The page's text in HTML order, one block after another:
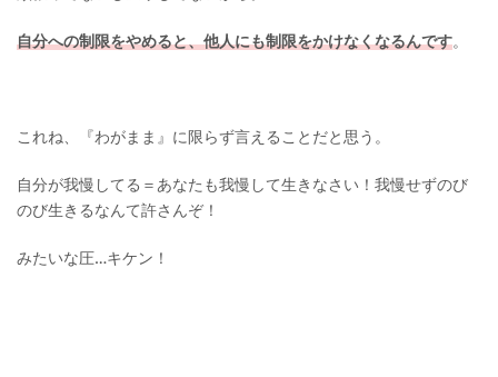
自分への制限をやめると、他人にも制限をかけなくなるんです。
これね、『わがまま』に限らず言えることだと思う。
自分が我慢してる＝あなたも我慢して生きなさい！我慢せずのび
のび生きるなんて許さんぞ！
みたいな圧…キケン！